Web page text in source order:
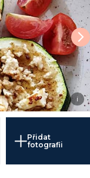
i
Přidat
fotografii